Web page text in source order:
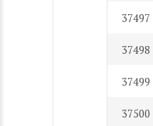
37497
37498
37499
37500